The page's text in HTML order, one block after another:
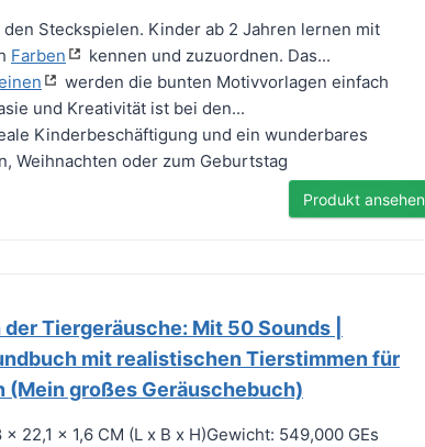
Steckspielen. Kinder ab 2 Jahren lernen mit
Farben
kennen und zuzuordnen. Das...
werden die bunten Motivvorlagen einfach
und Kreativität ist bei den...
Kinderbeschäftigung und ein wunderbares
Weihnachten oder zum Geburtstag
Produkt ansehen
Tiergeräusche: Mit 50 Sounds |
mit realistischen Tierstimmen für
(Mein großes Geräuschebuch)
22,1 x 1,6 CM (L x B x H)Gewicht: 549,000 GEs